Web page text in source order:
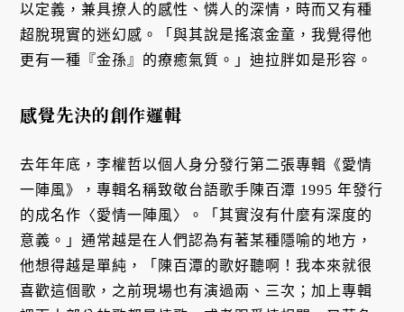
以定義，兼具撩人的感性、憐人的深情，時而又有種
超脫現實的迷幻感。「與其說是搖滾金童，我覺得他
更有一種『金孫』的療癒氣質。」迪拉胖如是形容。
感覺先決的創作邏輯
去年年底，李權哲以個人身分發行第二張專輯《愛情
一陣風》，專輯名稱致敬台語歌手陳百潭 1995 年發行
的成名作〈愛情一陣風〉。「其實沒有什麼有深度的
意義。」通常越是在人們認為有著某種隱喻的地方，
他想得越是單純，「陳百潭的歌好聽啊！我本來就很
喜歡這個歌，之前現場也有演過兩、三次；加上專輯